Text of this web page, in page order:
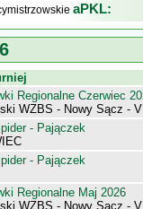
aPKL:
Regionalne Czerwiec
WZBS - Nowy Sącz -
- Pajączek
- Pajączek
Regionalne Maj 2026
WZBS - Nowy Sącz -